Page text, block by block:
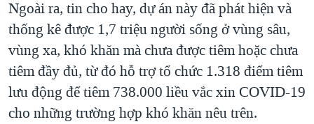
Ngoài ra, tin cho hay, dự án này đã phát hiện và
thống kê được 1,7 triệu người sống ở vùng sâu,
vùng xa, khó khăn mà chưa được tiêm hoặc chưa
tiêm đầy đủ, từ đó hỗ trợ tổ chức 1.318 điểm tiêm
lưu động để tiêm 738.000 liều vắc xin COVID-19
cho những trường hợp khó khăn nêu trên.